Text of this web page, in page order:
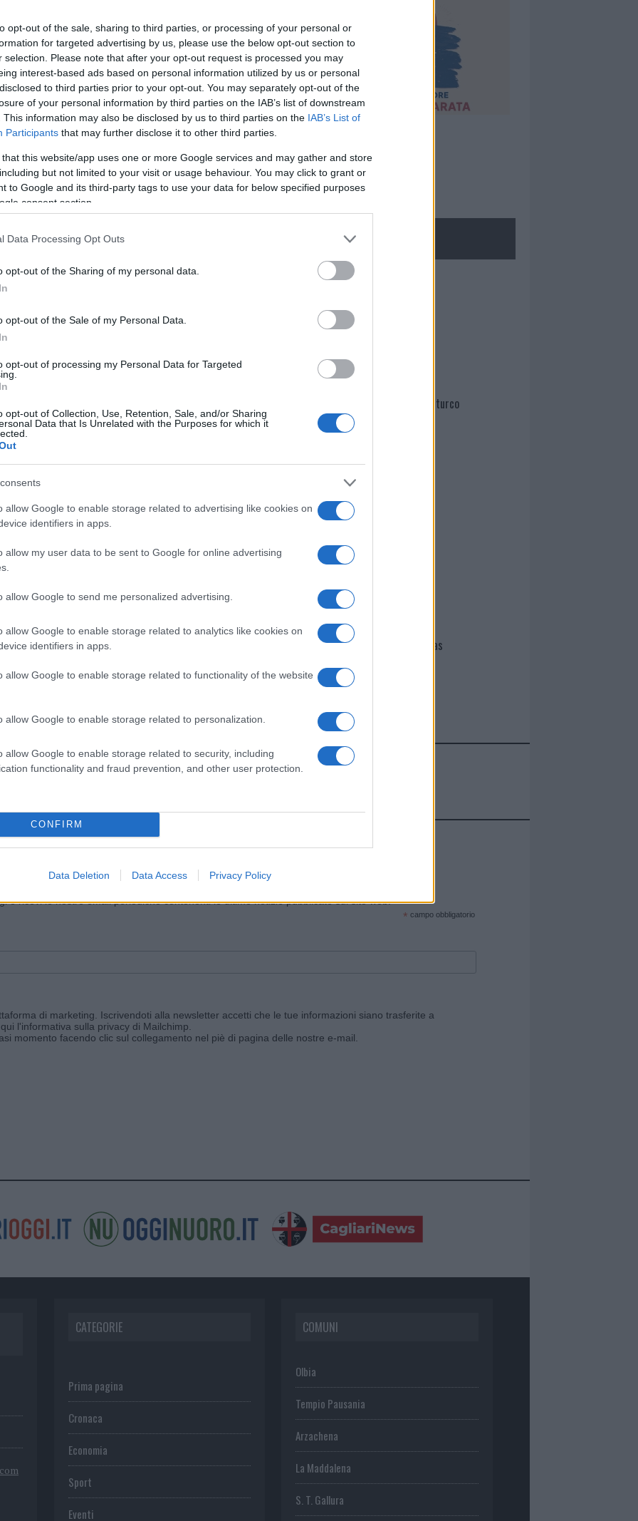
opt-out of the sale, sharing to third parties, or processing of your personal or
for targeted advertising by us, please use the below opt-out section to
selection. Please note that after your opt-out request is processed you may
interest-based ads based on personal information utilized by us or personal
to third parties prior to your opt-out. You may separately opt-out of the
of your personal information by third parties on the IAB’s list of downstream
This information may also be disclosed by us to third parties on the IAB’s List of
Participants that may further disclose it to other third parties.
that this website/app uses one or more Google services and may gather and store
but not limited to your visit or usage behaviour. You may click to grant or
to Google and its third-party tags to use your data for below specified purposes
consent section.
Data Processing Opt Outs
opt-out of the Sharing of my personal data.
opt-out of the Sale of my Personal Data.
opt-out of processing my Personal Data for Targeted
opt-out of Collection, Use, Retention, Sale, and/or Sharing
Data that Is Unrelated with the Purposes for which it
allow Google to enable storage related to advertising like cookies on
identifiers in apps.
allow my user data to be sent to Google for online advertising
allow Google to send me personalized advertising.
allow Google to enable storage related to analytics like cookies on
identifiers in apps.
allow Google to enable storage related to functionality of the website
allow Google to enable storage related to personalization.
allow Google to enable storage related to security, including
functionality and fraud prevention, and other user protection.
CONFIRM
Data Deletion Data Access Privacy Policy
Smeralda 212, 07021 Arzachena Tel
cliccandoqui
nella sezione
di GalluraOggi.it
i tuoi video e le tue foto
+39 345 356 7512
news daGoogle News
NECROLOGIE
Mario Malu
Martina Agostina Diturco
I nostri cari
I nostri cari
Giovannimaria Cabras
e ricevi le nostre email periodiche contenenti le ultime notizie pubblicate sul sito web!
* campo obbligatorio
di marketing. Iscrivendoti alla newsletter accetti che le tue informazioni siano trasferite a
l'informativa sulla privacy di Mailchimp
momento facendo clic sul collegamento nel piè di pagina delle nostre e-mail.
CATEGORIE
Prima pagina
Cronaca
Economia
Sport
Eventi
COMUNI
Olbia
Tempio Pausania
Arzachena
La Maddalena
S. T. Gallura